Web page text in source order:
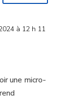
à 12 h 11
une micro-